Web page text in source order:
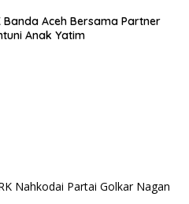
Banda Aceh Bersama Partner
Anak Yatim